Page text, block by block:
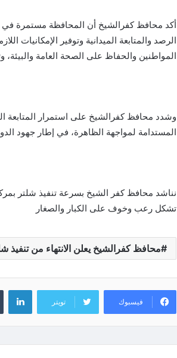
أكد محافظ كفرالشيخ أن المحافظة مستمرة في
الرصد والمتابعة الميدانية وتوفير الإمكانيات
المواطنين والحفاظ على الصحة العامة
وشدد محافظ كفرالشيخ على استمرار المتابعة
المستدامة لمواجهة الظاهرة، في إطار جهود
نناشد محافظ كفر الشيخ بسرعة تنفيذ شلتر
تشكل رعب وخوف على الكبار والصغار
محافظ كفرالشيخ يعلن الانتهاء من تنفيذ
فيسبوك تويتر
لينكدإن